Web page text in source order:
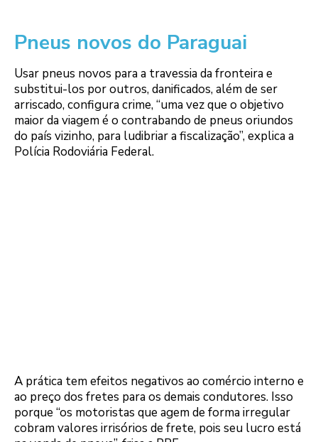
Pneus novos do Paraguai
Usar pneus novos para a travessia da fronteira e
substitui-los por outros, danificados, além de ser
arriscado, configura crime, “uma vez que o objetivo
maior da viagem é o contrabando de pneus oriundos
do país vizinho, para ludibriar a fiscalização”, explica a
Polícia Rodoviária Federal.
A prática tem efeitos negativos ao comércio interno e
ao preço dos fretes para os demais condutores. Isso
porque “os motoristas que agem de forma irregular
cobram valores irrisórios de frete, pois seu lucro está